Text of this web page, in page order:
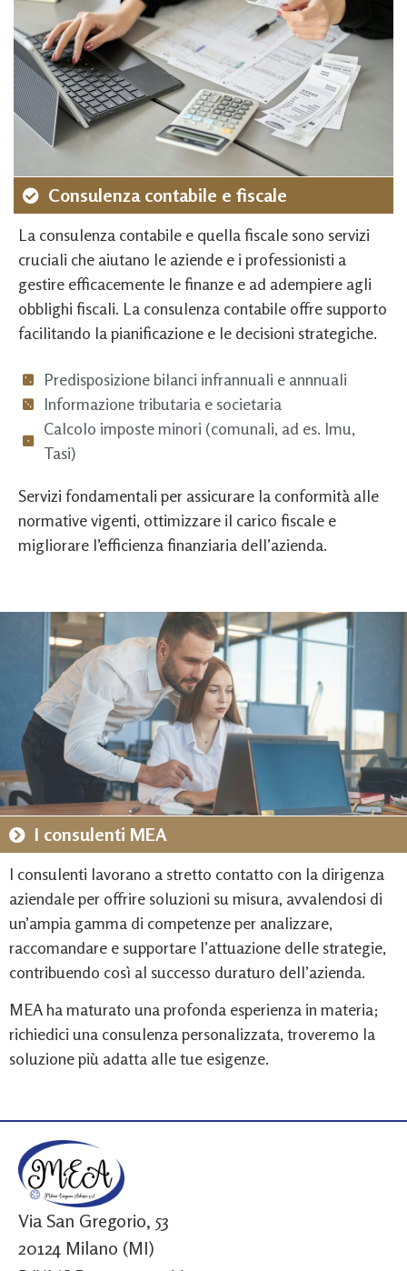
Consulenza contabile e fiscale
La consulenza contabile e quella fiscale sono servizi
cruciali che aiutano le aziende e i professionisti a
gestire efficacemente le finanze e ad adempiere agli
obblighi fiscali. La consulenza contabile offre supporto
facilitando la pianificazione e le decisioni strategiche.
Predisposizione bilanci infrannuali e annnuali
Informazione tributaria e societaria
Calcolo imposte minori (comunali, ad es. Imu,
Tasi)
Servizi fondamentali per assicurare la conformità alle
normative vigenti, ottimizzare il carico fiscale e
migliorare l’efficienza finanziaria dell’azienda.
I consulenti MEA
I consulenti lavorano a stretto contatto con la dirigenza
aziendale per offrire soluzioni su misura, avvalendosi di
un’ampia gamma di competenze per analizzare,
raccomandare e supportare l’attuazione delle strategie,
contribuendo così al successo duraturo dell’azienda.
MEA ha maturato una profonda esperienza in materia;
richiedici una consulenza personalizzata, troveremo la
soluzione più adatta alle tue esigenze.
Via San Gregorio, 53
20124 Milano (MI)